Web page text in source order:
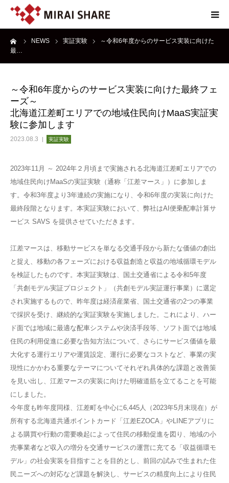
NEWS 実証実験
～令和6年度からのサービス実装に向けた
最…
～令和6年度からのサービス実装に向けた最終フェ
ーズ～
北海道江差町エリアでの地域住民向けMaaS実証実
験に参加します
2023.08.3 実証実験
2023年11月 ～ 2024年２月頃まで実施される北海道江差町エリアでの
地域住民向けMaaSの実証実験（通称「江差マース」）に参加しま
す。令和3年度より3年連続の実施になり、令和6年度の実装に向けた
最終段階となります。本実証実験において、弊社はAI便乗配車計算サ
ービス SAVS を提供させていただきます。
江差マースは、移動サービスを単なる交通手段から新たな価値の創出
と捉え、移動の各フェーズにおける収益創造と収益の地域循環モデル
を検証したものです。本実証実験は、国土交通省による令和5年度
「共創モデル実証プロジェクト」（共創モデル実証運行事業）に選定
され実施するもので、昨年度は経済産業省、国土交通省の2つの事業
で採択を受け、継続的な実証実験を実施しました。これにより、ハー
ド面では地域に最適な配車システムや決済手段等、ソフト面では地域
住民の利用促進に必要な告知方法について、さらにサービス価値を最
大化する運行エリアや運賃設定、運行に必要なコストなど、事業の実
現性にかかわる重要なテーマについてそれぞれ具体的な課題と改善策
を見い出し、江差マースの実装に向けた明確道筋を立てることを可能
にしました。
今年度も昨年度同様、江差町を中心に6,445人（2023年5月末現在）が
所有する北海道共通ポイントカード「江差EZOCA」やLINEアプリに
よる購買や行動の需要喚起によって住民の移動促進を図り、地域の小
売事業者など収入の増分を交通サービスの運営に充てる「収益循環モ
デル」の社会実装を目指すことを目的とし、前回の試みで生まれた住
民ニーズへの対応など課題を解決し、サービスの精度向上により住民
NEWS
SERVICE
REPORT